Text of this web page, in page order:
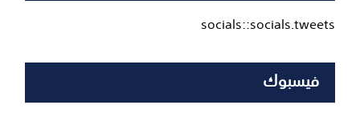
socials::socials.tweets
فيسبوك